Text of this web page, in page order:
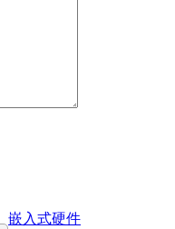
嵌入式硬件